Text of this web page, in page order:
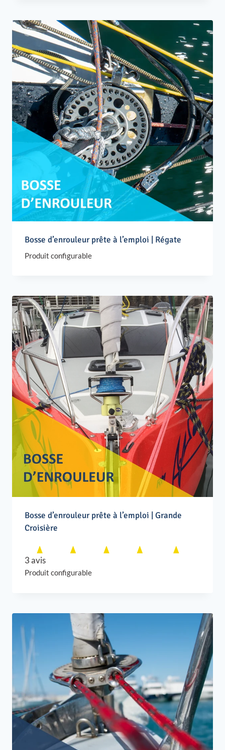
Bosse d’enrouleur prête à l’emploi | Régate
Produit configurable
Bosse d’enrouleur prête à l’emploi | Grande
Croisière
3 avis
Produit configurable